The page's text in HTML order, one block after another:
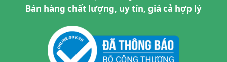
Bán hàng chất lượng, uy tín, giá cả hợp lý